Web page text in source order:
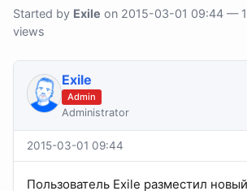
Started by Exile on 2015-03-01 09:44 —
views
Exile
Admin
Administrator
2015-03-01 09:44
Пользователь Exile разместил